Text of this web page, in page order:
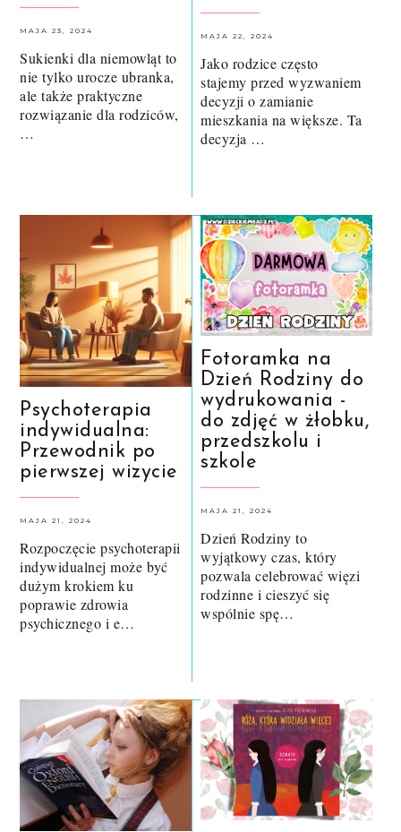
MAJA 23, 2024
Sukienki dla niemowląt to
nie tylko urocze ubranka,
ale także praktyczne
rozwiązanie dla rodziców,
…
MAJA 22, 2024
Jako rodzice często
stajemy przed wyzwaniem
decyzji o zamianie
mieszkania na większe. Ta
decyzja …
Psychoterapia
indywidualna:
Przewodnik po
pierwszej wizycie
MAJA 21, 2024
Rozpoczęcie psychoterapii
indywidualnej może być
dużym krokiem ku
poprawie zdrowia
psychicznego i e…
Fotoramka na
Dzień Rodziny do
wydrukowania -
do zdjęć w żłobku,
przedszkolu i
szkole
MAJA 21, 2024
Dzień Rodziny to
wyjątkowy czas, który
pozwala celebrować więzi
rodzinne i cieszyć się
wspólnie spę…